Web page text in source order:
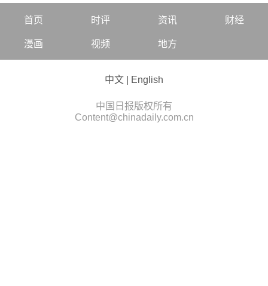
首页 时评 资讯 财经
漫画 视频 地方
中文 English
中国日报版权所有
Content@chinadaily.com.cn